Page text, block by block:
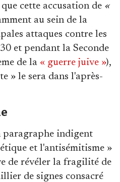
cette accusation de «
au sein de la
attaques contre les
et pendant la Seconde
de la « guerre juive »),
» le sera dans l'après-
paragraphe indigent
et l'antisémitisme »
de révéler la fragilité de
de signes consacré